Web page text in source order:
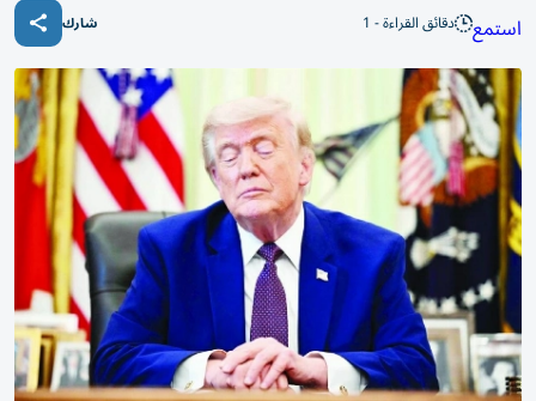
استمع دقائق القراءة - 1 شارك